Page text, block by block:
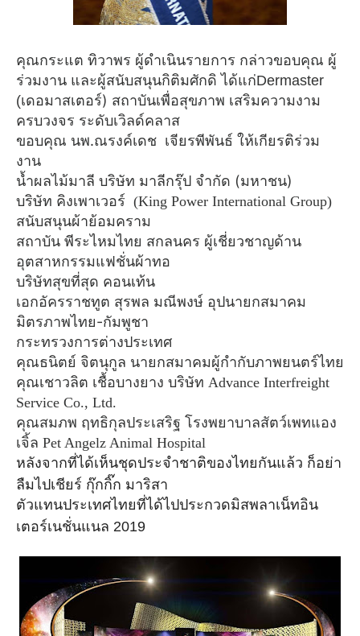
คุณกระแต ทิวาพร ผู้ดำเนินรายการ กล่าวขอบคุณ ผู้
ร่วมงาน และผู้สนับสนุนกิติมศักดิ ได้แก่Dermaster
(เดอมาสเตอร์) สถาบันเพื่อสุขภาพ เสริมความงาม
ครบวงจร ระดับเวิลด์คลาส
ขอบคุณ นพ.ณรงค์เดช เจียรพีพันธ์ ให้เกียรติร่วม
งาน
น้ำผลไม้มาลี บริษัท มาลีกรุ๊ป จำกัด (มหาชน)
บริษัท คิงเพาเวอร์ (King Power International Group)
สนับสนุนผ้าย้อมคราม
สถาบัน พีระไหมไทย สกลนคร ผู้เชี่ยวชาญด้าน
อุตสาหกรรมแฟชั่นผ้าทอ
บริษัทสุขที่สุด คอนเท้น
เอกอัครราชทูต สุรพล มณีพงษ์ อุปนายกสมาคม
มิตรภาพไทย-กัมพูชา
กระทรวงการต่างประเทศ
คุณธนิตย์ จิตนุกูล นายกสมาคมผู้กำกับภาพยนตร์ไทย
คุณเชาวลิต เชื้อบางยาง บริษัท Advance Interfreight
Service Co., Ltd.
คุณสมภพ ฤทธิกุลประเสริฐ โรงพยาบาลสัตว์เพทแอง
เจิ้ล Pet Angelz Animal Hospital
หลังจากที่ได้เห็นชุดประจำชาติของไทยกันแล้ว ก็อย่า
ลืมไปเชียร์ กุ๊กกิ๊ก มาริสา
ตัวแทนประเทศไทยที่ได้ไปประกวดมิสพลาเน็ทอิน
เตอร์เนชั่นแนล 2019